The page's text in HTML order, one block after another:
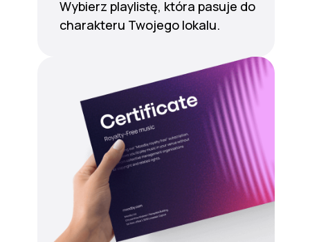
Wybierz playlistę, która pasuje do
charakteru Twojego lokalu.